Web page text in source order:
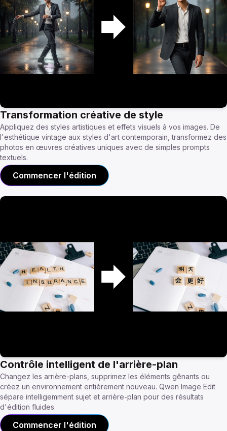
Transformation créative de style
Appliquez des styles artistiques et effets visuels à vos images. De
l'esthétique vintage aux styles d'art contemporain, transformez des
photos en œuvres créatives uniques avec de simples prompts
textuels.
Commencer l'édition
Contrôle intelligent de l'arrière-plan
Changez les arrière-plans, supprimez les éléments gênants ou
créez un environnement entièrement nouveau. Qwen Image Edit
sépare intelligemment sujet et arrière-plan pour des résultats
d'édition fluides.
Commencer l'édition